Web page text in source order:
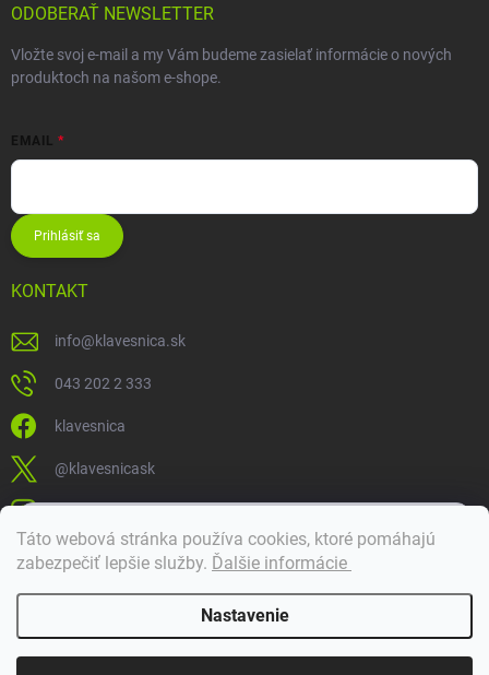
Táto webová stránka používa cookies, ktoré pomáhajú
zabezpečiť lepšie služby. Ďalšie informácie
Nastavenie
ODOBERAŤ NEWSLETTER
Vložte svoj e-mail a my Vám budeme zasielať informácie o nových
produktoch na našom e-shope.
EMAIL
Prihlásiť sa
KONTAKT
info@klavesnica.sk
043 202 2 333
klavesnica
@klavesnicask
klavesnica_sk
Doprava a platba
Dobrý deň! 👋 Pomôžem vám nájsť správny diel. Napíšte mi.